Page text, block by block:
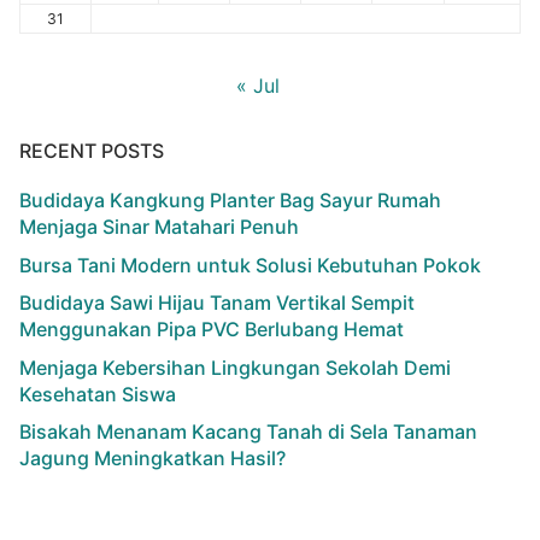
31
« Jul
RECENT POSTS
Budidaya Kangkung Planter Bag Sayur Rumah
Menjaga Sinar Matahari Penuh
Bursa Tani Modern untuk Solusi Kebutuhan Pokok
Budidaya Sawi Hijau Tanam Vertikal Sempit
Menggunakan Pipa PVC Berlubang Hemat
Menjaga Kebersihan Lingkungan Sekolah Demi
Kesehatan Siswa
Bisakah Menanam Kacang Tanah di Sela Tanaman
Jagung Meningkatkan Hasil?